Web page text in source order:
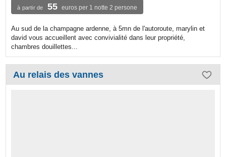
à partir de 55 euros per 1 notte 2 persone
Au sud de la champagne ardenne, à 5mn de l'autoroute, marylin et
david vous accueillent avec convivialité dans leur propriété,
chambres douillettes...
Au relais des vannes